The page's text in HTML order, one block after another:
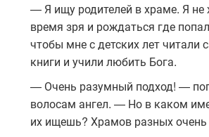
— Я ищу родителей в храме. Я не
время зря и рождаться где
чтобы мне с детских лет
книги и учили любить Бога.
— Очень разумный подход! —
волосам ангел. — Но в каком
их ищешь? Храмов разных очень